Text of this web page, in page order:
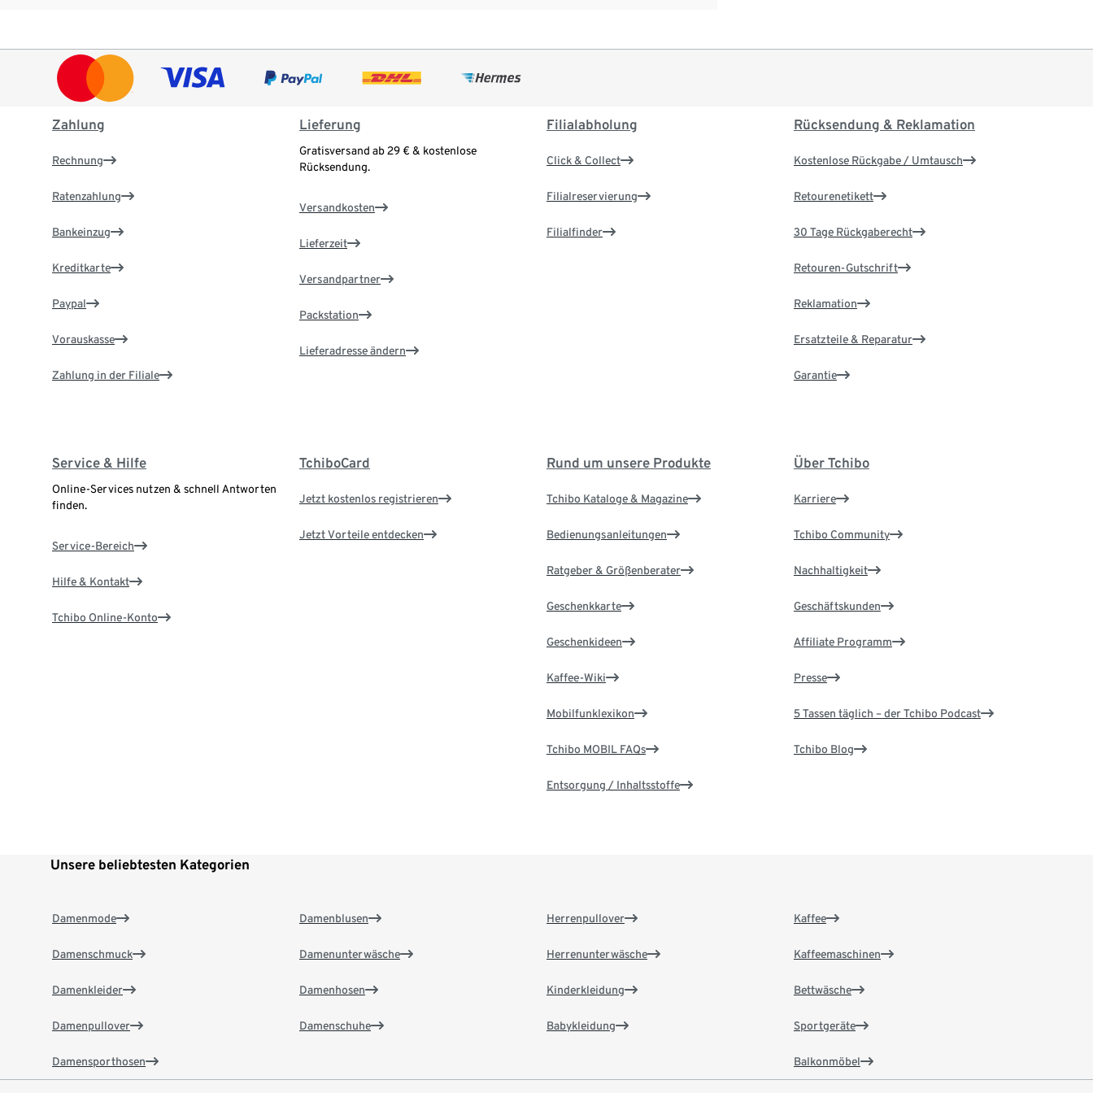
Zahlung
Rechnung
Ratenzahlung
Bankeinzug
Kreditkarte
Paypal
Vorauskasse
Zahlung in der Filiale
Lieferung
Gratisversand ab 29 € & kostenlose
Rücksendung.
Versandkosten
Lieferzeit
Versandpartner
Packstation
Lieferadresse ändern
Filialabholung
Click & Collect
Filialreservierung
Filialfinder
Rücksendung & Reklamation
Kostenlose Rückgabe / Umtausch
Retourenetikett
30 Tage Rückgaberecht
Retouren-Gutschrift
Reklamation
Ersatzteile & Reparatur
Garantie
Service & Hilfe
Online-Services nutzen & schnell Antworten
finden.
Service-Bereich
Hilfe & Kontakt
Tchibo Online-Konto
TchiboCard
Jetzt kostenlos registrieren
Jetzt Vorteile entdecken
Rund um unsere Produkte
Tchibo Kataloge & Magazine
Bedienungsanleitungen
Ratgeber & Größenberater
Geschenkkarte
Geschenkideen
Kaffee-Wiki
Mobilfunklexikon
Tchibo MOBIL FAQs
Entsorgung / Inhaltsstoffe
Über Tchibo
Karriere
Tchibo Community
Nachhaltigkeit
Geschäftskunden
Affiliate Programm
Presse
5 Tassen täglich – der Tchibo Podcast
Tchibo Blog
Unsere beliebtesten Kategorien
Damenmode
Damenschmuck
Damenkleider
Damenpullover
Damensporthosen
Damenblusen
Damenunterwäsche
Damenhosen
Damenschuhe
Herrenpullover
Herrenunterwäsche
Kinderkleidung
Babykleidung
Kaffee
Kaffeemaschinen
Bettwäsche
Sportgeräte
Balkonmöbel